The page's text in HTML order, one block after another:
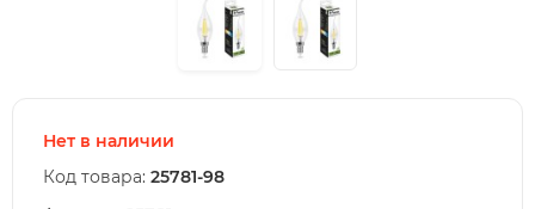
Нет в наличии
Код товара: 25781-98